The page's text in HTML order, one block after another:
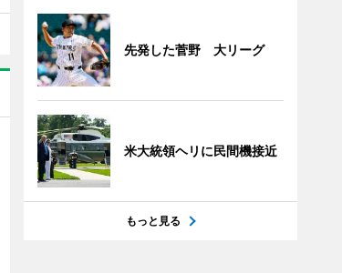
先発した菅野 大リーグ
米大統領ヘリに民間機接近
もっと見る